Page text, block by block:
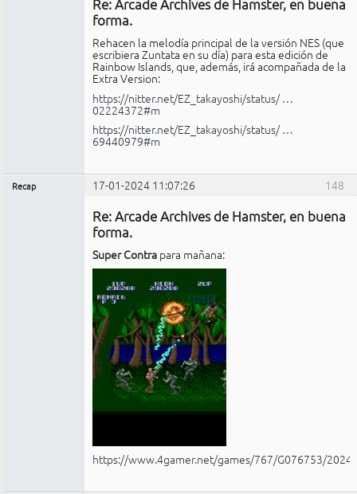
Re: Arcade Archives de Hamster, en buena
forma.
Rehacen la melodía principal de la versión NES (que
escribiera Zuntata en su día) para esta edición de
Rainbow Islands, que, además, irá acompañada de la
Extra Version:
https://nitter.net/EZ_takayoshi/status/ …
02224372#m
https://nitter.net/EZ_takayoshi/status/ …
69440979#m
148
Recap 17-01-2024 11:07:26
Re: Arcade Archives de Hamster, en buena
forma.
Super Contra para mañana:
https://www.4gamer.net/games/767/G076753/